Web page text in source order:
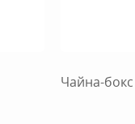
Чайна-